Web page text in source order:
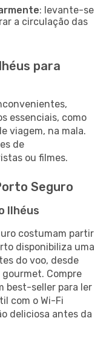
: levante-se
a circulação das
para
essenciais, como
viagem, na mala.
de
ou filmes.
Seguro
Ilhéus
costumam partir
disponibiliza uma
do voo, desde
Compre
best-seller para ler
com o Wi-Fi
deliciosa antes da